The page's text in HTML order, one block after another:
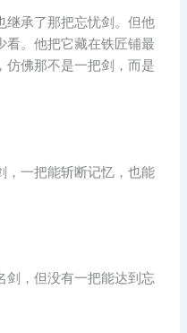
继承了那把忘忧剑。但他
看。他把它藏在铁匠铺最
仿佛那不是一把剑，而是
，一把能斩断记忆，也能
剑，但没有一把能达到忘